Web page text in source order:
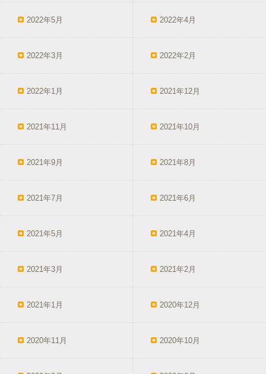
2022年5月 2022年4月
2022年3月 2022年2月
2022年1月 2021年12月
2021年11月 2021年10月
2021年9月 2021年8月
2021年7月 2021年6月
2021年5月 2021年4月
2021年3月 2021年2月
2021年1月 2020年12月
2020年11月 2020年10月